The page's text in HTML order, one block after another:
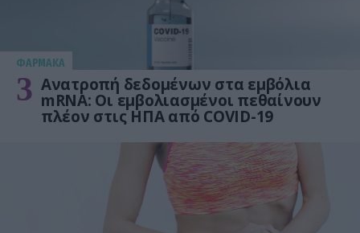
ΦΑΡΜΑΚΑ
3 Ανατροπή δεδομένων στα εμβόλια
mRNA: Οι εμβολιασμένοι πεθαίνουν
πλέον στις ΗΠΑ από COVID-19